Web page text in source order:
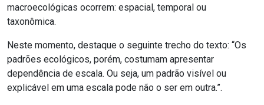
macroecológicas ocorrem: espacial, temporal ou
taxonômica.
Neste momento, destaque o seguinte trecho do texto: “Os
padrões ecológicos, porém, costumam apresentar
dependência de escala. Ou seja, um padrão visível ou
explicável em uma escala pode não o ser em outra.”.